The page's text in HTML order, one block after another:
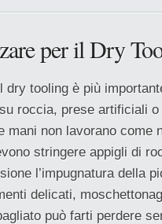
per il Dry
tooling è più
roccia, prese artificiali
non lavorano come
stringere appigli di
l’impugnatura della
delicati,
può farti perdere